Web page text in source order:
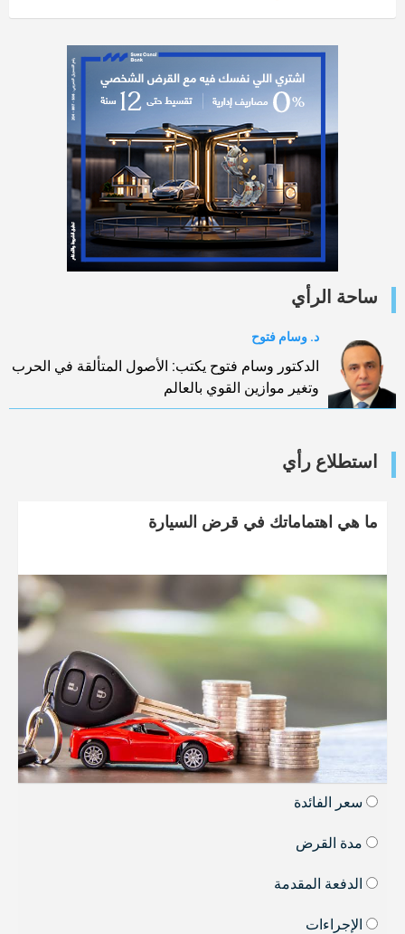
ساحة الرأي
د. وسام فتوح
الدكتور وسام فتوح يكتب: الأصول المتألقة في الحرب
وتغير موازين القوي بالعالم
استطلاع رأي
ما هي اهتماماتك في قرض السيارة
سعر الفائدة
مدة القرض
الدفعة المقدمة
الإجراءات